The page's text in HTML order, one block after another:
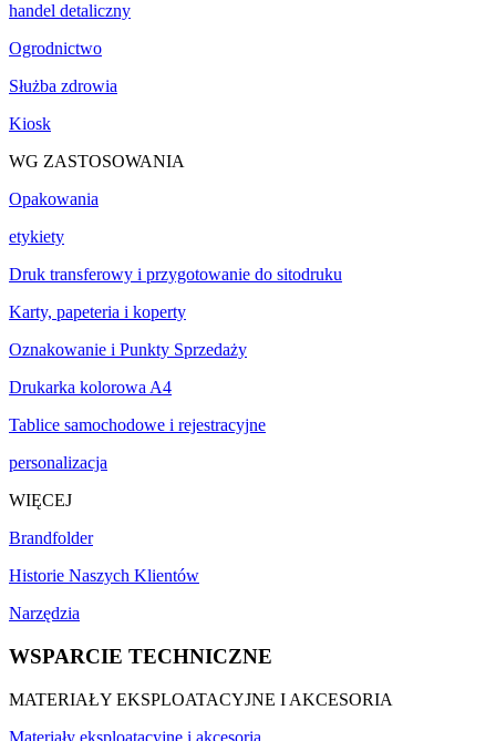
handel detaliczny
Ogrodnictwo
Służba zdrowia
Kiosk
WG ZASTOSOWANIA
Opakowania
etykiety
Druk transferowy i przygotowanie do sitodruku
Karty, papeteria i koperty
Oznakowanie i Punkty Sprzedaży
Drukarka kolorowa A4
Tablice samochodowe i rejestracyjne
personalizacja
WIĘCEJ
Brandfolder
Historie Naszych Klientów
Narzędzia
WSPARCIE TECHNICZNE
MATERIAŁY EKSPLOATACYJNE I AKCESORIA
Materiały eksploatacyjne i akcesoria